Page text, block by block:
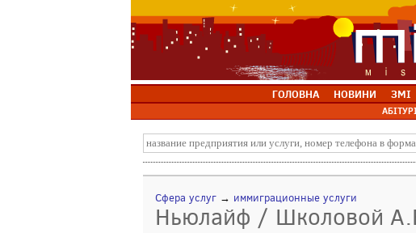
ГОЛОВНА НОВИНИ ЗМІ
Сфера услуг → иммиграционные услуги
Ньюлайф / Школовой